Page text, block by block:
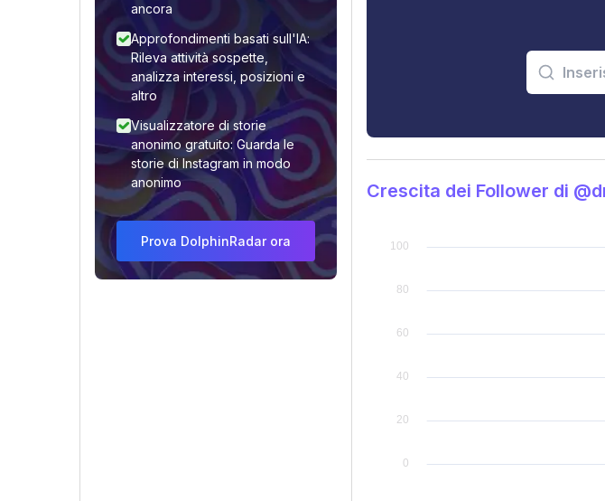
ancora
Approfondimenti basati sull'IA:
Rileva attività sospette,
analizza interessi, posizioni e
altro
Visualizzatore di storie
anonimo gratuito: Guarda le
storie di Instagram in modo
anonimo
Prova DolphinRadar ora
Crescita dei Follower di